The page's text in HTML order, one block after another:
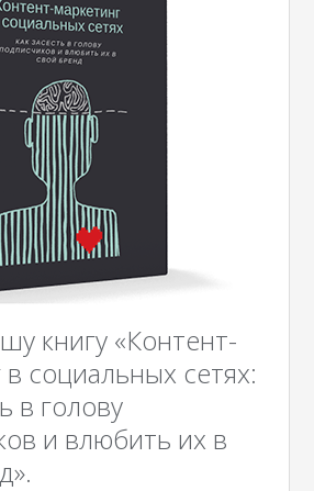
книгу «Контент-
социальных сетях:
в голову
и влюбить их в